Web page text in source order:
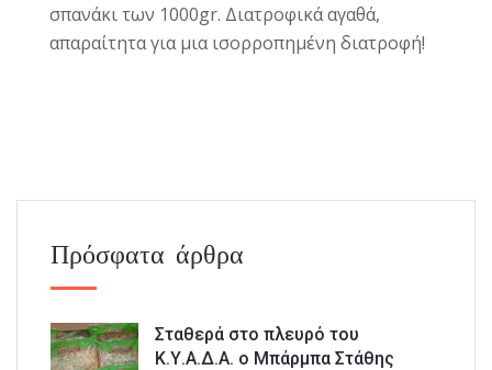
σπανάκι των 1000gr. Διατροφικά αγαθά,
απαραίτητα για μια ισορροπημένη διατροφή!
Πρόσφατα άρθρα
Σταθερά στο πλευρό του
Κ.Υ.Α.Δ.Α. ο Μπάρμπα Στάθης